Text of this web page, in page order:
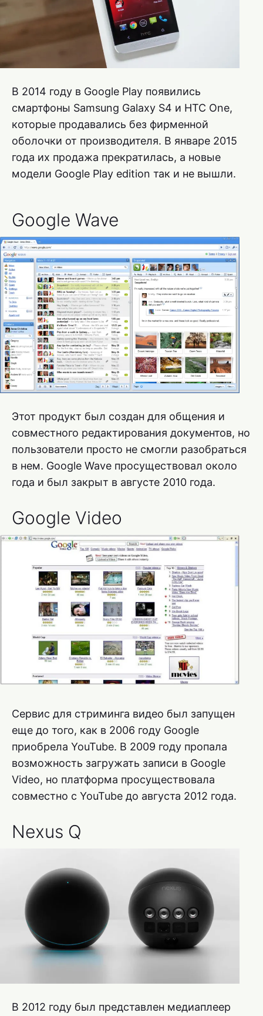
В 2014 году в Google Play появились
смартфоны Samsung Galaxy S4 и HTC One,
которые продавались без фирменной
оболочки от производителя. В январе 2015
года их продажа прекратилась, а новые
модели Google Play edition так и не вышли.
Google Wave
Этот продукт был создан для общения и
совместного редактирования документов, но
пользователи просто не смогли разобраться
в нем. Google Wave просуществовал около
года и был закрыт в августе 2010 года.
Google Video
Сервис для стриминга видео был запущен
еще до того, как в 2006 году Google
приобрела YouTube. В 2009 году пропала
возможность загружать записи в Google
Video, но платформа просуществовала
совместно с YouTube до августа 2012 года.
Nexus Q
В 2012 году был представлен медиаплеер